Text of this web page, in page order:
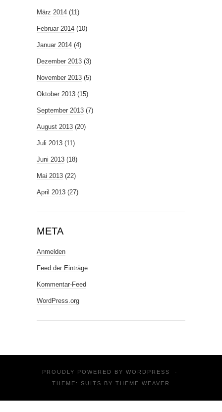
März 2014 (11)
Februar 2014 (10)
Januar 2014 (4)
Dezember 2013 (3)
November 2013 (5)
Oktober 2013 (15)
September 2013 (7)
August 2013 (20)
Juli 2013 (11)
Juni 2013 (18)
Mai 2013 (22)
April 2013 (27)
META
Anmelden
Feed der Einträge
Kommentar-Feed
WordPress.org
PROUDLY POWERED BY WORDPRESS
·
THEME: SUITS BY THEME WEAVER